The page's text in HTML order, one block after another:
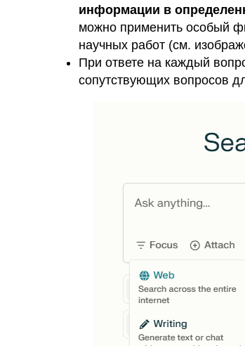
информации в
можно применить особый
научных работ (см.
При ответе на каждый
сопутствующих вопросов